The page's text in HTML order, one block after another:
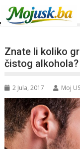
Znate li koliko
čistog alkohola?
2 Jula, 2017 Moj